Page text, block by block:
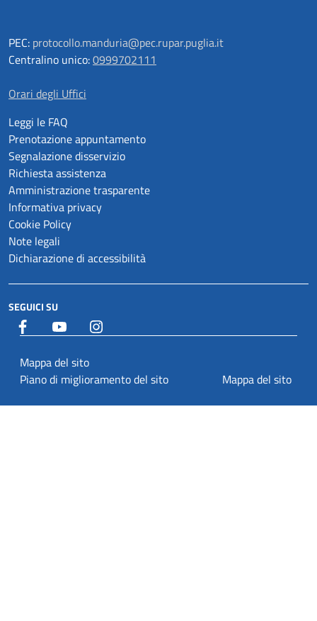
PEC: protocollo.manduria@pec.rupar.puglia.it
Centralino unico:0999702111
Orari degli Uffici
Leggi le FAQ
Prenotazione appuntamento
Segnalazione disservizio
Richiesta assistenza
Amministrazione trasparente
Informativa privacy
Cookie Policy
Note legali
Dichiarazione di accessibilità
SEGUICI SU
Facebook YouTube
Mappa del sito
Piano di miglioramento del sito
Mappa del sito